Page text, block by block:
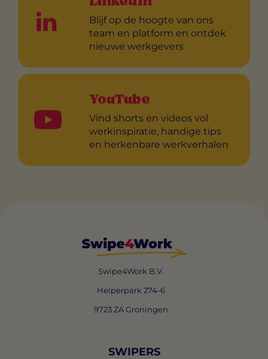
Blijf op de hoogte van ons
team en platform en ontdek
nieuwe werkgevers
YouTube
Vind shorts en videos vol
werkinspiratie, handige tips
en herkenbare werkverhalen
Swipe4Work B.V.
Helperpark 274-6
9723 ZA Groningen
SWIPERS